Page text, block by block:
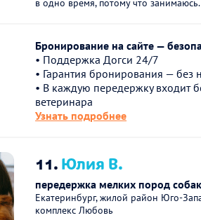
в одно время, потому что
Бронирование на сайте —
• Поддержка Догси 24/7
• Гарантия бронирования —
• В каждую передержку входит
ветеринара
Узнать подробнее
11.Юлия В.
передержка мелких пород собак
Екатеринбург, жилой район Юго-
комплекс Любовь